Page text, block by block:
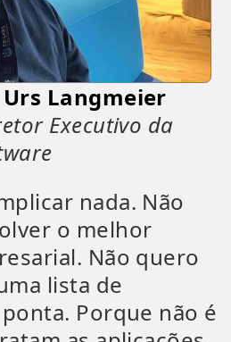
Urs Langmeier
Executivo da
nada. Não
o melhor
Não quero
lista de
Porque não é